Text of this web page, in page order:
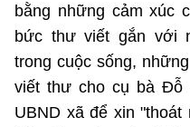
bằng những cảm xúc
bức thư viết gắn với
trong cuộc sống,
viết thư cho cụ bà Đỗ
UBND xã để xin